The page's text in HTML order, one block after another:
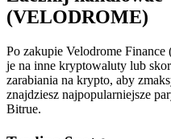
(VELODROME)
Po zakupie Velodrome
je na inne kryptowaluty lub
zarabiania na krypto, aby
znajdziesz najpopularniejsze
Bitrue.